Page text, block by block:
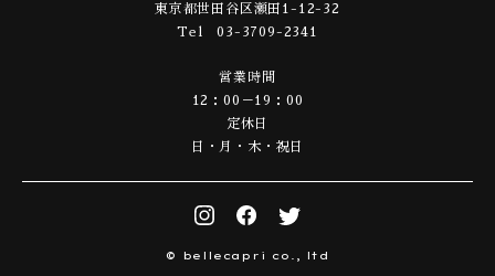
東京都世田谷区瀬田1-12-32
Tel 03-3709-2341
営業時間
12：00－19：00
定休日
日・月・木・祝日
© bellecapri co., ltd